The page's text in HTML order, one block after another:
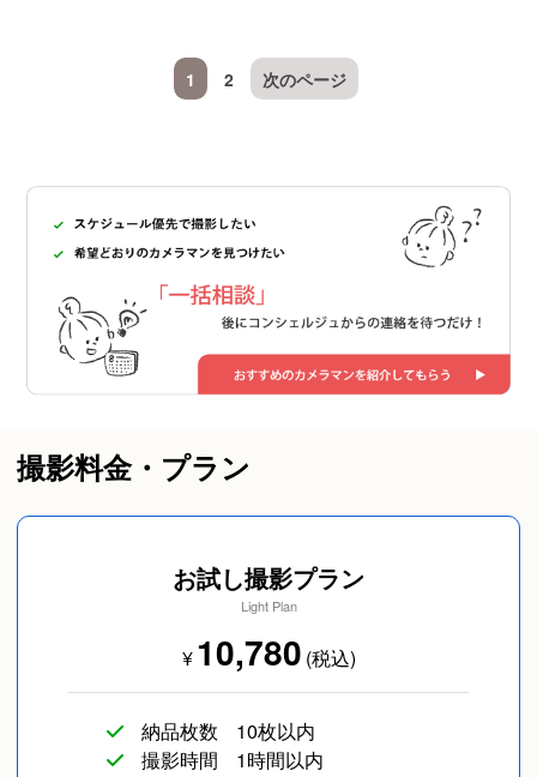
1 2 次のページ
撮影料金・プラン
お試し撮影プラン
Light Plan
¥10,780 (税込)
納品枚数
10枚以内
撮影時間
1時間以内